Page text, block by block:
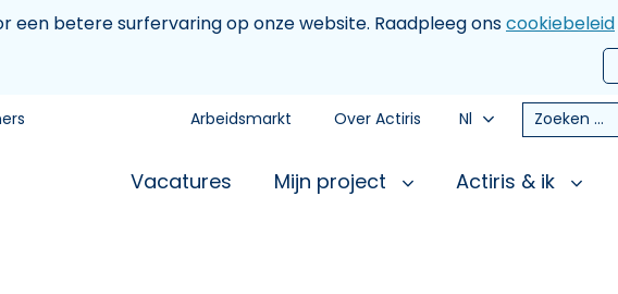
een betere surfervaring op onze website. Raadpleeg onscookiebeleid
Arbeidsmarkt Over Actiris Nl Zoeken
Vacatures Mijn project Actiris & ik